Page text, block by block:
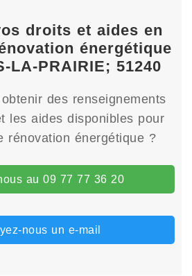
droits et aides en
énergétique
LA-PRAIRIE; 51240
des renseignements
les aides disponibles pour
rénovation énergétique ?
au 09 77 77 36 20
nous un e-mail